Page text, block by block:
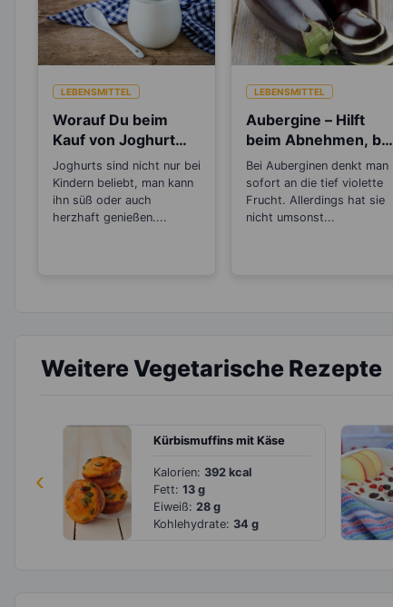
LEBENSMITTEL
Worauf Du beim
Kauf von Joghurt
achten solltest
Joghurts sind nicht nur bei
Kindern beliebt, man kann
ihn süß oder auch
herzhaft genießen....
LEBENSMITTEL
Aubergine – Hilft
beim Abnehmen, bei
Müdigkeit und
Stress
Bei Auberginen denkt man
sofort an die tief violette
Frucht. Allerdings hat sie
nicht umsonst...
Weitere Vegetarische Rezepte
‹
Kürbismuffins mit Käse
Kalorien: 392 kcal
Fett: 13 g
Eiweiß: 28 g
Kohlehydrate: 34 g